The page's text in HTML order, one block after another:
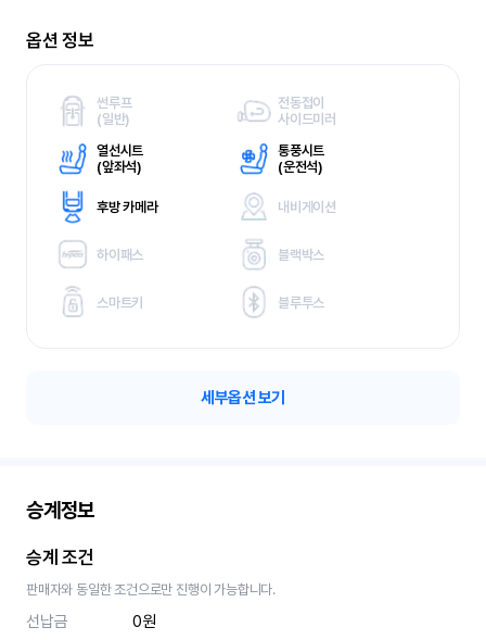
옵션 정보
썬루프
(일반)
전동접이
사이드미러
열선시트
(앞좌석)
통풍시트
(운전석)
후방 카메라 내비게이션
하이패스 블랙박스
스마트키 블루투스
세부옵션 보기
승계정보
승계 조건
판매자와 동일한 조건으로만 진행이 가능합니다.
선납금
0원